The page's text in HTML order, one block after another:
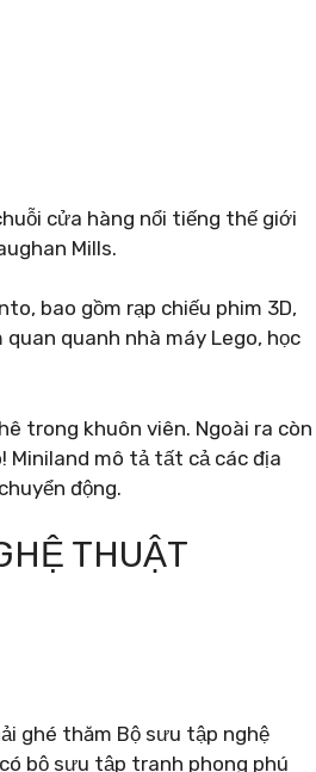
cửa hàng nổi tiếng thế giới
Mills.
bao gồm rạp chiếu phim 3D,
quanh nhà máy Lego, học
trong khuôn viên. Ngoài ra còn
Miniland mô tả tất cả các địa
động.
THUẬT
ghé thăm Bộ sưu tập nghệ
bộ sưu tập tranh phong phú